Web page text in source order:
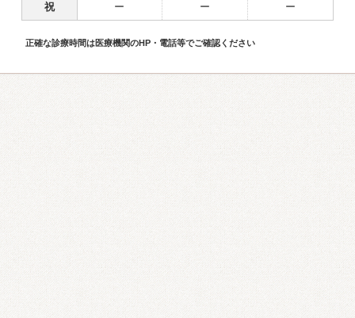
祝 ー ー ー
正確な診療時間は医療機関のHP・電話等でご確認ください